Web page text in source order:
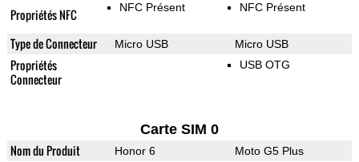
Propriétés NFC NFC Présent NFC Présent
Type de Connecteur Micro USB Micro USB
Propriétés
Connecteur
USB OTG
Carte SIM 0
Nom du Produit Honor 6 Moto G5 Plus